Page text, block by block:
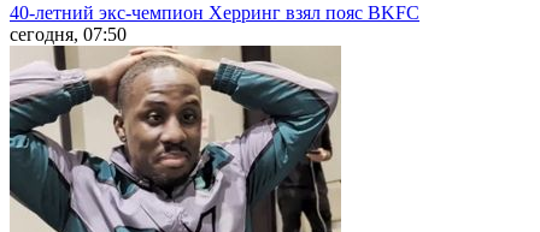
40-летний экс-чемпион Херринг взял пояс BKFC
сегодня, 07:50